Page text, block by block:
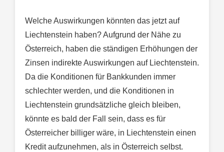
Welche Auswirkungen könnten das jetzt auf
Liechtenstein haben? Aufgrund der Nähe zu
Österreich, haben die ständigen Erhöhungen der
Zinsen indirekte Auswirkungen auf Liechtenstein.
Da die Konditionen für Bankkunden immer
schlechter werden, und die Konditionen in
Liechtenstein grundsätzliche gleich bleiben,
könnte es bald der Fall sein, dass es für
Österreicher billiger wäre, in Liechtenstein einen
Kredit aufzunehmen, als in Österreich selbst.